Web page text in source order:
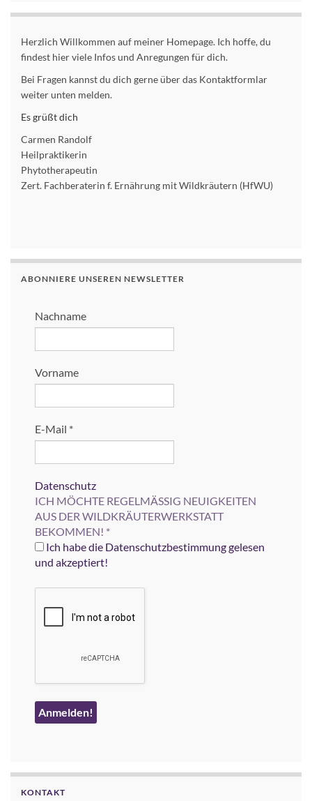
Herzlich Willkommen auf meiner Homepage. Ich hoffe, du
findest hier viele Infos und Anregungen für dich.
Bei Fragen kannst du dich gerne über das Kontaktformlar
weiter unten melden.
Es grüßt dich
Carmen Randolf
Heilpraktikerin
Phytotherapeutin
Zert. Fachberaterin f. Ernährung mit Wildkräutern (HfWU)
ABONNIERE UNSEREN NEWSLETTER
Nachname
Vorname
E-Mail *
Datenschutz
ICH MÖCHTE REGELMÄSSIG NEUIGKEITEN
AUS DER WILDKRÄUTERWERKSTATT
BEKOMMEN! *
Ich habe die Datenschutzbestimmung gelesen
und akzeptiert!
KONTAKT